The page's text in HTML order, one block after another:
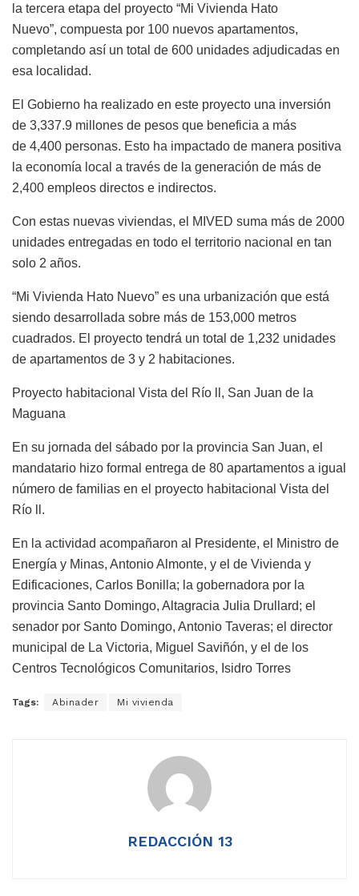
la tercera etapa del proyecto “Mi Vivienda Hato
Nuevo”, compuesta por 100 nuevos apartamentos,
completando así un total de 600 unidades adjudicadas en
esa localidad.
El Gobierno ha realizado en este proyecto una inversión
de 3,337.9 millones de pesos que beneficia a más
de 4,400 personas. Esto ha impactado de manera positiva
la economía local a través de la generación de más de
2,400 empleos directos e indirectos.
Con estas nuevas viviendas, el MIVED suma más de 2000
unidades entregadas en todo el territorio nacional en tan
solo 2 años.
“Mi Vivienda Hato Nuevo” es una urbanización que está
siendo desarrollada sobre más de 153,000 metros
cuadrados. El proyecto tendrá un total de 1,232 unidades
de apartamentos de 3 y 2 habitaciones.
Proyecto habitacional Vista del Río ll, San Juan de la
Maguana
En su jornada del sábado por la provincia San Juan, el
mandatario hizo formal entrega de 80 apartamentos a igual
número de familias en el proyecto habitacional Vista del
Río ll.
En la actividad acompañaron al Presidente, el Ministro de
Energía y Minas, Antonio Almonte, y el de Vivienda y
Edificaciones, Carlos Bonilla; la gobernadora por la
provincia Santo Domingo, Altagracia Julia Drullard; el
senador por Santo Domingo, Antonio Taveras; el director
municipal de La Victoria, Miguel Saviñón, y el de los
Centros Tecnológicos Comunitarios, Isidro Torres
Tags: Abinader Mi vivienda
REDACCIÓN 13